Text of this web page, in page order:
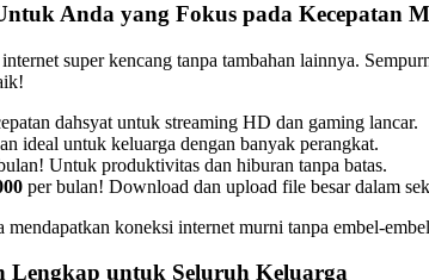
Anda yang Fokus pada Kecepatan
super kencang tanpa tambahan lainnya.
dahsyat untuk streaming HD dan gaming lancar.
ideal untuk keluarga dengan banyak perangkat.
Untuk produktivitas dan hiburan tanpa batas.
per bulan! Download dan upload file besar dalam
mendapatkan koneksi internet murni tanpa embel-
Lengkap untuk Seluruh Keluarga